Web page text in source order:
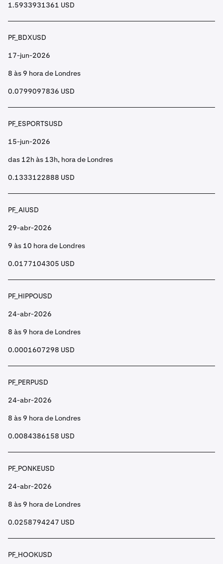
1.5933931361 USD
PF_BDXUSD
17-jun-2026
8 às 9 hora de Londres
0.0799097836 USD
PF_ESPORTSUSD
15-jun-2026
das 12h às 13h, hora de Londres
0.1333122888 USD
PF_AIUSD
29-abr-2026
9 às 10 hora de Londres
0.0177104305 USD
PF_HIPPOUSD
24-abr-2026
8 às 9 hora de Londres
0.0001607298 USD
PF_PERPUSD
24-abr-2026
8 às 9 hora de Londres
0.0084386158 USD
PF_PONKEUSD
24-abr-2026
8 às 9 hora de Londres
0.0258794247 USD
PF_HOOKUSD